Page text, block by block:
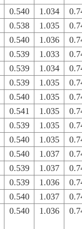
0.540 1.034
0.538 1.035
0.540 1.036
0.539 1.033
0.539 1.034
0.539 1.035
0.540 1.035
0.541 1.035
0.539 1.035
0.540 1.035
0.540 1.037
0.539 1.037
0.539 1.036
0.540 1.037
0.540 1.036